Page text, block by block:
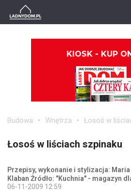
KIOSK - KUP
Budowa Wnętrza Łosoś w
Łosoś w liściach szpinaku
Przepisy, wykonanie i stylizacja:
Klaban Źródło: "Kuchnia" - magazyn
06-11-2009 12:59